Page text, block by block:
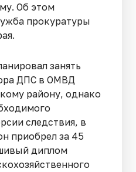
Об этом
прокуратуры
занять
ДПС в ОМВД
району, однако
следствия, в
приобрел за 45
диплом